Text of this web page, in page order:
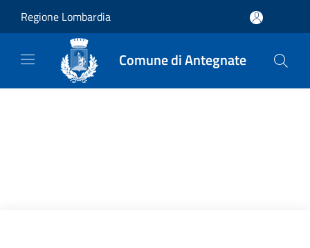
Regione Lombardia
Comune di Antegnate